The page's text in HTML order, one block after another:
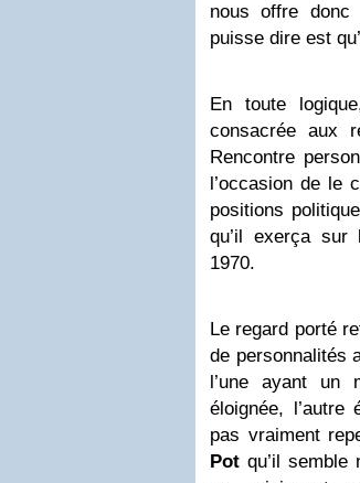
nous offre donc
puisse dire est
En toute
consacrée aux
Rencontre
l’occasion de le
positions
qu’il exerça sur
1970.
Le regard porté
de personnalités
l’une ayant un
éloignée, l’autre
pas vraiment
Pot qu’il semble